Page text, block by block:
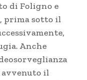
di Foligno e
prima sotto il
Anche
il